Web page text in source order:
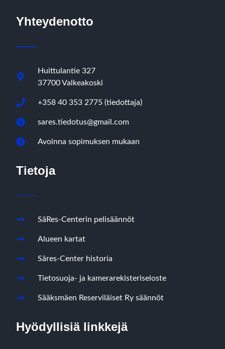
Yhteydenotto
Huittulantie 327
37700 Valkeakoski
+358 40 353 2775 (tiedottaja)
sares.tiedotus@gmail.com
Avoinna sopimuksen mukaan
Tietoja
SäRes-Centerin pelisäännöt
Alueen kartat
Säres-Center historia
Tietosuoja- ja kamerarekisteriseloste
Sääksmäen Reserviläiset Ry säännöt
Hyödyllisiä linkkejä